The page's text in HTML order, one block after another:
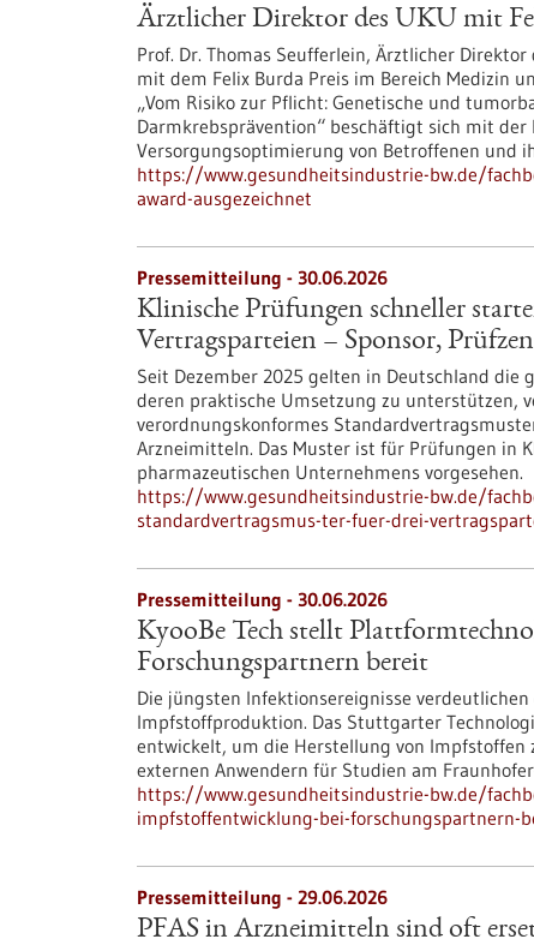
Ärztlicher Direktor des UKU mit
Prof. Dr. Thomas Seufferlein, Ärztlicher
mit dem Felix Burda Preis im Bereich Medizin
„Vom Risiko zur Pflicht: Genetische und
Darmkrebsprävention“ beschäftigt sich mit
Versorgungsoptimierung von Betroffenen und
https://www.gesundheitsindustrie-bw.de/
award-ausgezeichnet
Pressemitteilung - 30.06.2026
Klinische Prüfungen schneller
Vertragsparteien – Sponsor,
Seit Dezember 2025 gelten in Deutschland die
deren praktische Umsetzung zu unterstützen,
verordnungskonformes
Arzneimitteln. Das Muster ist für Prüfungen in
pharmazeutischen Unternehmens vorgesehen.
https://www.gesundheitsindustrie-bw.de/
standardvertragsmus-ter-fuer-drei-
Pressemitteilung - 30.06.2026
KyooBe Tech stellt
Forschungspartnern bereit
Die jüngsten Infektionsereignisse
Impfstoffproduktion. Das Stuttgarter
entwickelt, um die Herstellung von Impfstoffen
externen Anwendern für Studien am
https://www.gesundheitsindustrie-bw.de/
impfstoffentwicklung-bei-forschungspartnern-
Pressemitteilung - 29.06.2026
PFAS in Arzneimitteln sind oft